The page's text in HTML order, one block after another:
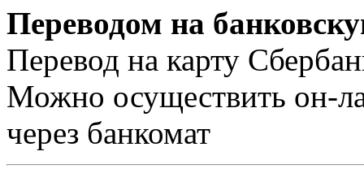
Переводом на
Перевод на карту
Можно осуществить он-
через банкомат